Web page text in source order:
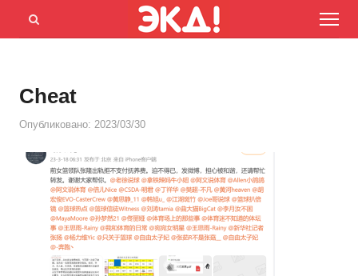
Menu
Открыть
Cheat
Опубликовано: 2023/03/30